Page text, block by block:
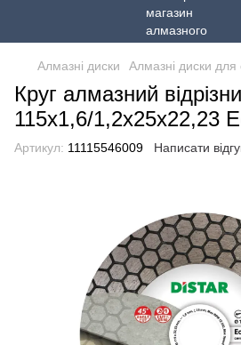
Алмазні диски Алмазні диски для
Круг алмазний
115x1,6/1,2x25x22,23
Артикул: 11115546009 Написати